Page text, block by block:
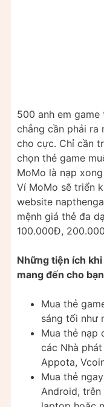
500 anh em game
chẳng cần phải ra
cho cực. Chỉ cần
chọn thẻ game
MoMo là nạp
Ví MoMo sẽ triển
website
mệnh giá thẻ đa
100.000Đ,
Những tiện ích
mang đến cho
Mua thẻ
sáng tối như
Mua thẻ nạp
các Nhà phát
Appota,
Mua thẻ
Android,